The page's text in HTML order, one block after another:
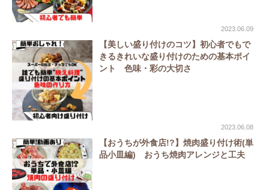
2023.06.09
【美しい盛り付けのコツ】初心者でもで
きるきれいな盛り付けのための基本ポイ
ント 色味・彩の大切さ
2023.06.08
【おうちが外食店!?】焼肉盛り付け術(単
品小皿編) おうち焼肉アレンジと工夫